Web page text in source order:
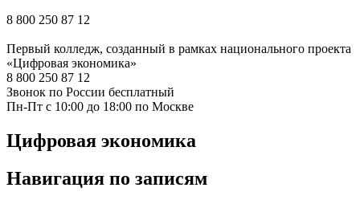
8 800 250 87 12
Первый колледж, созданный в рамках национального проекта
«Цифровая экономика»
8 800 250 87 12
Звонок по России бесплатный
Пн-Пт с 10:00 до 18:00 по Москве
Цифровая экономика
Навигация по записям